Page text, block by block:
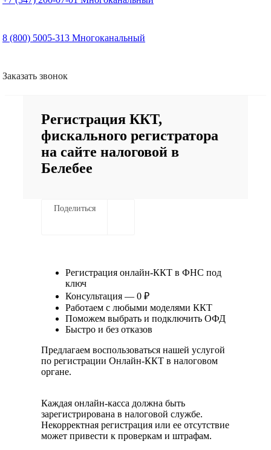
8 (800) 5005-313 Многоканальный
Заказать звонок
Регистрация ККТ,
фискального регистратора
на сайте налоговой в
Белебее
Поделиться
Регистрация онлайн-ККТ в ФНС под
ключ
Консультация — 0 ₽
Работаем с любыми моделями ККТ
Поможем выбрать и подключить ОФД
Быстро и без отказов
Предлагаем воспользоваться нашей услугой
по регистрации Онлайн-ККТ в налоговом
органе.
Каждая онлайн-касса должна быть
зарегистрирована в налоговой службе.
Некорректная регистрация или ее отсутствие
может привести к проверкам и штрафам.